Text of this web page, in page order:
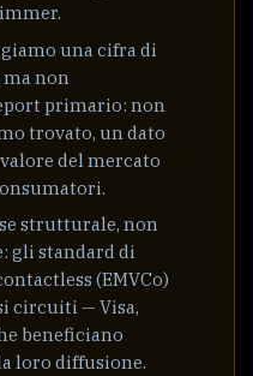
una cifra di
non
primario: non
trovato, un dato
del mercato
strutturale, non
gli standard di
(EMVCo)
circuiti — Visa,
beneficiano
loro diffusione.